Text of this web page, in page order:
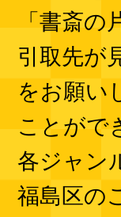
「書斎の
引取先が
をお願い
ことがで
各ジャン
福島区の